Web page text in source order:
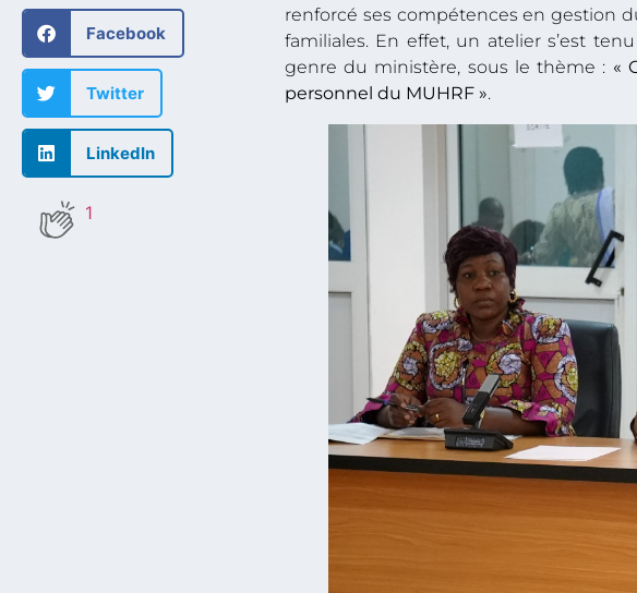
Facebook
Twitter
LinkedIn
1
renforcé ses compétences en gestion
familiales. En effet, un atelier s’est
genre du ministère, sous le thème : «
personnel du MUHRF ».